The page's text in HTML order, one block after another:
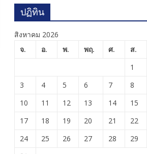
ปฏิทิน
สิงหาคม 2026
จ.
อ. พ. พฤ. ศ. ส.
1
3
4 5 6 7 8
10
11 12 13 14 15
17
18 19 20 21 22
24
25 26 27 28 29